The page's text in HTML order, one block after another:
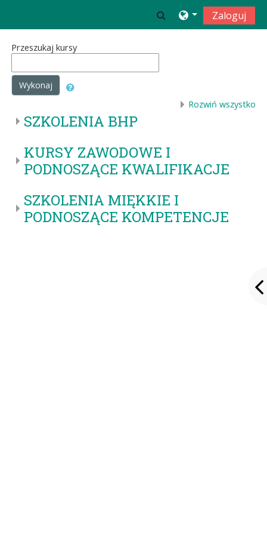
Toggle search input
Zaloguj
Przeszukaj kursy
Wykonaj
Rozwiń wszystko
SZKOLENIA BHP
KURSY ZAWODOWE I
PODNOSZĄCE KWALIFIKACJE
SZKOLENIA MIĘKKIE I
PODNOSZĄCE KOMPETENCJE